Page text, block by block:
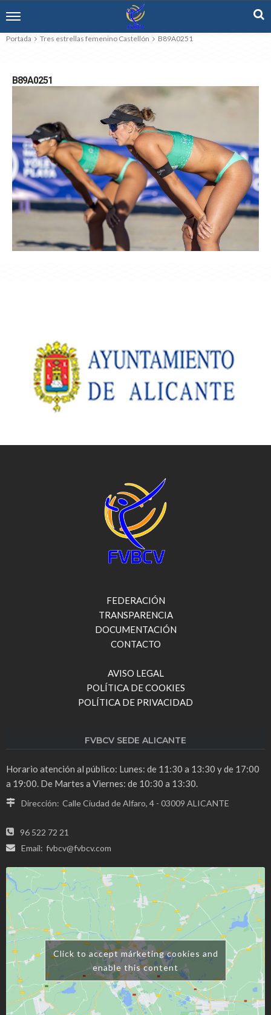
Portada Tres estrellas femenino Castellón B89A0251
B89A0251
FEDERACIÓN
TRANSPARENCIA
DOCUMENTACIÓN
CONTACTO
AVISO LEGAL
POLÍTICA DE COOKIES
POLÍTICA DE PRIVACIDAD
FVBCV SEDE ALICANTE
Horario atención al público: Lunes: de 11:30 a 13:30 y de 17:00
a 19:00. De Martes a Viernes: de 10:30 a 13:30.
Dirección: Calle Ciudad de Alfaro, 4 - 03009 ALICANTE
96 522 72 21
Email: fvbcv@fvbcv.com
Click to accept márketing cookies and
enable this content